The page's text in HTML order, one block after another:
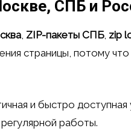
СПБ и
ZIP-пакеты СПБ, zip
страницы, потому
и быстро
работы.